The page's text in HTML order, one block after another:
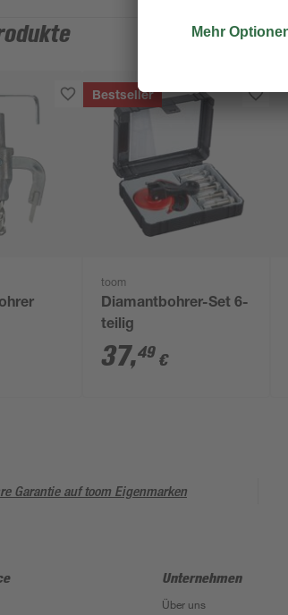
Bestseller
toom
Diamantbohrer-Set 6-
teilig
37,49 €
Garantie auf toom Eigenmarken
Unternehmen
Über uns